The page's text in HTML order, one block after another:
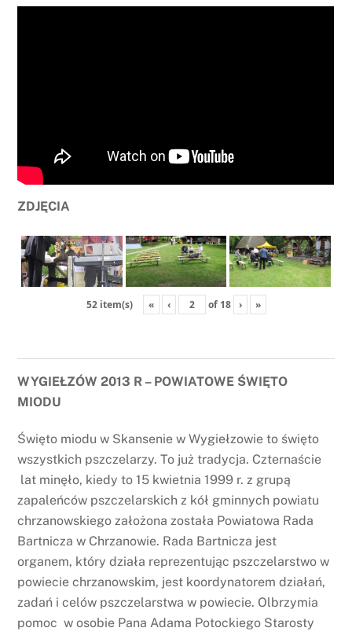
ZDJĘCIA
52 item(s) « ‹ of 18 › »
WYGIEŁZÓW 2013 R – POWIATOWE ŚWIĘTO
MIODU
Święto miodu w Skansenie w Wygiełzowie to święto
wszystkich pszczelarzy. To już tradycja. Czternaście
lat minęło, kiedy to 15 kwietnia 1999 r. z grupą
zapaleńców pszczelarskich z kół gminnych powiatu
chrzanowskiego założona została Powiatowa Rada
Bartnicza w Chrzanowie. Rada Bartnicza jest
organem, który działa reprezentując pszczelarstwo w
powiecie chrzanowskim, jest koordynatorem działań,
zadań i celów pszczelarstwa w powiecie. Olbrzymia
pomoc w osobie Pana Adama Potockiego Starosty